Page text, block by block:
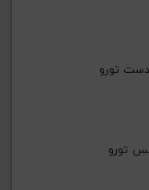
تورو
تورو